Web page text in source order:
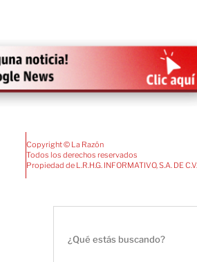
Copyright © La Razón
Todos los derechos reservados
Propiedad de L.R.H.G. INFORMATIVO, S.A. DE C.V.